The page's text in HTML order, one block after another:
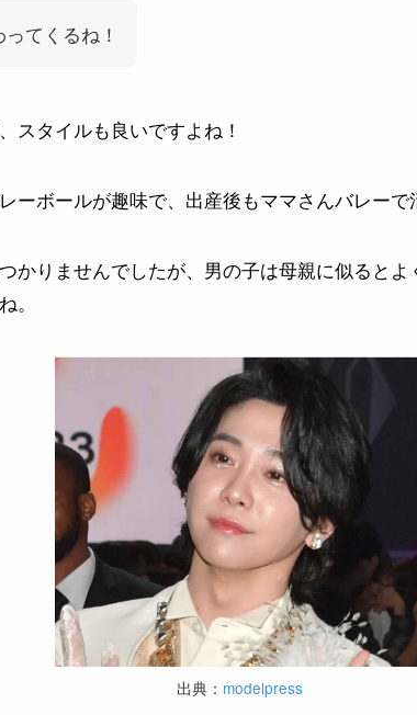
てくるね！
スタイルも良いですよね！
ーボールが趣味で、出産後もママさんバレーで
かりませんでしたが、男の子は母親に似ると
。
出典： modelpress